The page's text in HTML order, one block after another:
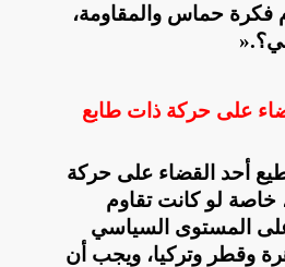
فكرة حماس والمقاومة،
».
على حركة ذات طابع
أحد القضاء على حركة
لو كانت تقاوم
المستوى السياسي
وقطر وتركيا، ويجب أن